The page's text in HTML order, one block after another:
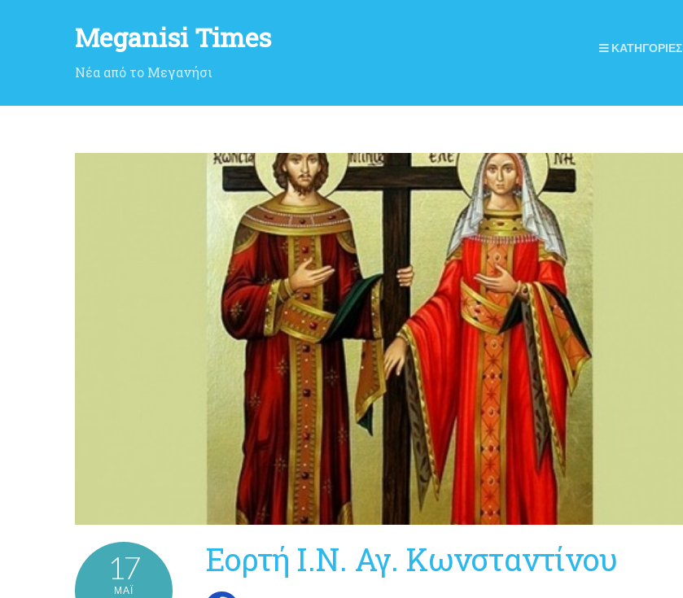
Meganisi Times
Νέα από το Μεγανήσι
ΚΑΤΗΓΟΡΙΕΣ
17
ΜΑΪ́
Εορτή Ι.Ν. Αγ. Κωνσταντίνου